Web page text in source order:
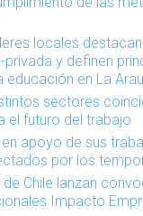
locales
privada y definen
educación en La
sectores
el futuro del trabajo
apoyo de sus
por los
de Chile lanzan
Impacto